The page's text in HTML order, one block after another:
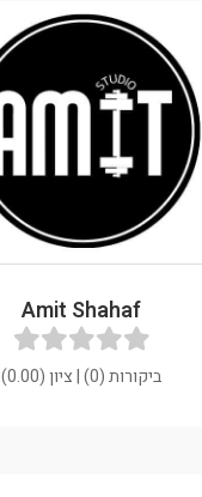
Amit Shahaf
ביקורות (0) | ציון (0.00)